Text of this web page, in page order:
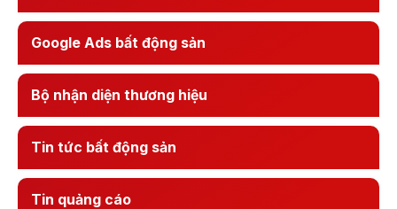
Google Ads bất động sản
Bộ nhận diện thương hiệu
Tin tức bất động sản
Tin quảng cáo